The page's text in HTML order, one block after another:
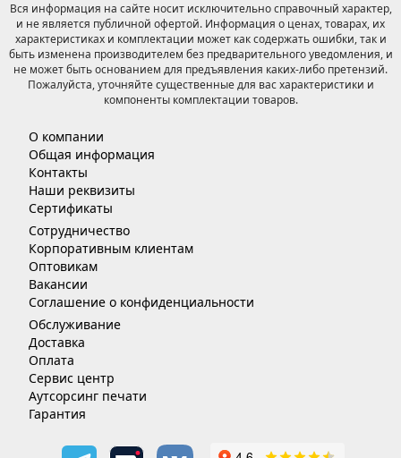
Вся информация на сайте носит исключительно справочный характер,
и не является публичной офертой. Информация о ценах, товарах, их
характеристиках и комплектации может как содержать ошибки, так и
быть изменена производителем без предварительного уведомления, и
не может быть основанием для предъявления каких-либо претензий.
Пожалуйста, уточняйте существенные для вас характеристики и
компоненты комплектации товаров.
О компании
Общая информация
Контакты
Наши реквизиты
Сертификаты
Сотрудничество
Корпоративным клиентам
Оптовикам
Вакансии
Соглашение о конфиденциальности
Обслуживание
Доставка
Оплата
Сервис центр
Аутсорсинг печати
Гарантия